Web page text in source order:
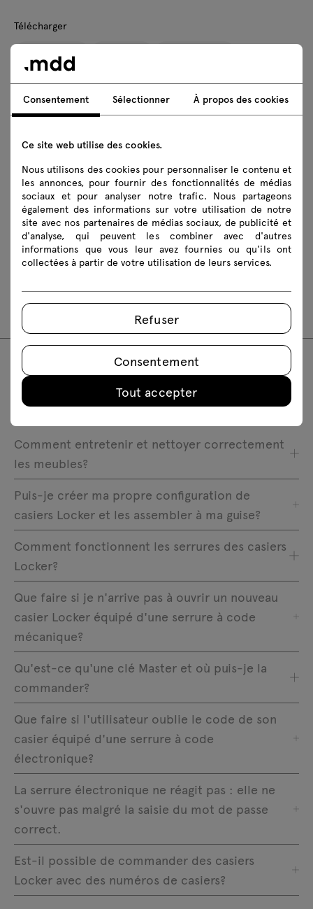
Télécharger
Lookbook
Téléchargez les modèles 3D de tous les symboles de la
skp
Instructions de montage
LOK02 LOK03 LOK04
LOK05
LOK14
LOK15
FAQ
Comment entretenir et nettoyer correctement
les meubles?
Puis-je créer ma propre configuration de
casiers Locker et les assembler à ma guise?
Comment fonctionnent les serrures des casiers
Locker?
Que faire si je n'arrive pas à ouvrir un nouveau
casier Locker équipé d'une serrure à code
mécanique?
Qu'est-ce qu'une clé Master et où puis-je la
commander?
Que faire si l'utilisateur oublie le code de son
casier équipé d'une serrure à code
électronique?
La serrure électronique ne réagit pas : elle ne
s'ouvre pas malgré la saisie du mot de passe
correct.
Est-il possible de commander des casiers
Locker avec des numéros de casiers?
Consentement Sélectionner À propos des cookies
Ce site web utilise des cookies.
Nous utilisons des cookies pour personnaliser le contenu et
les annonces, pour fournir des fonctionnalités de médias
sociaux et pour analyser notre trafic. Nous partageons
également des informations sur votre utilisation de notre
site avec nos partenaires de médias sociaux, de publicité et
d'analyse, qui peuvent les combiner avec d'autres
informations que vous leur avez fournies ou qu'ils ont
collectées à partir de votre utilisation de leurs services.
Refuser
Consentement
Tout accepter